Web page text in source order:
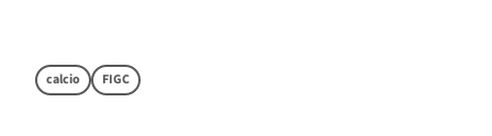
calcio FIGC